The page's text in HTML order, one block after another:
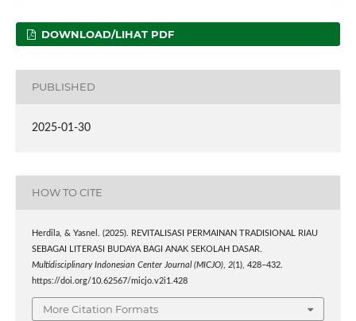
DOWNLOAD/LIHAT PDF
PUBLISHED
2025-01-30
HOW TO CITE
Herdila, & Yasnel. (2025). REVITALISASI PERMAINAN TRADISIONAL RIAU
SEBAGAI LITERASI BUDAYA BAGI ANAK SEKOLAH DASAR.
Multidisciplinary Indonesian Center Journal (MICJO), 2(1), 428–432.
https://doi.org/10.62567/micjo.v2i1.428
More Citation Formats